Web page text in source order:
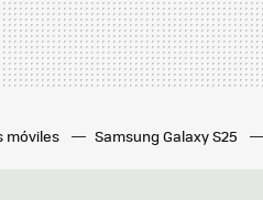
móviles Samsung Galaxy S25